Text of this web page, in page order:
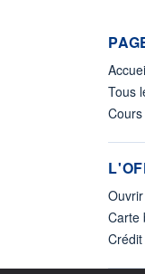
Tous
Carte